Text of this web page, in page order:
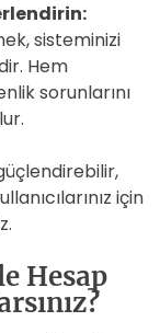
sisteminizi
Hem
sorunlarını
için
Hesap